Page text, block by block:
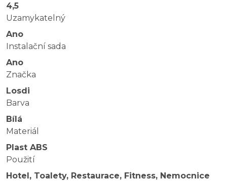
4,5
Uzamykatelný
Ano
Instalační sada
Ano
Značka
Losdi
Barva
Bílá
Materiál
Plast ABS
Použití
Hotel, Toalety, Restaurace, Fitness, Nemocnice